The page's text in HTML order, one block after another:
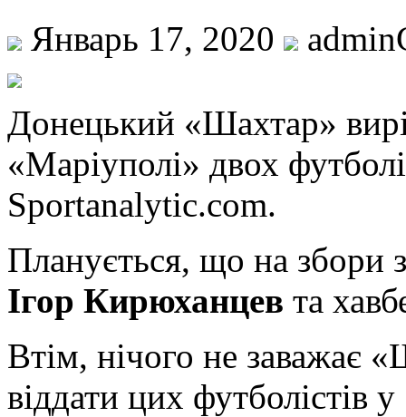
Январь 17, 2020
Дoнeцький «Шахтар»
«Маріуполі» двох
Sportanalytic.com.
Планується, що на збори
Ігор Кирюханцев та
Втім, нічого не заважає
віддати цих футболістів